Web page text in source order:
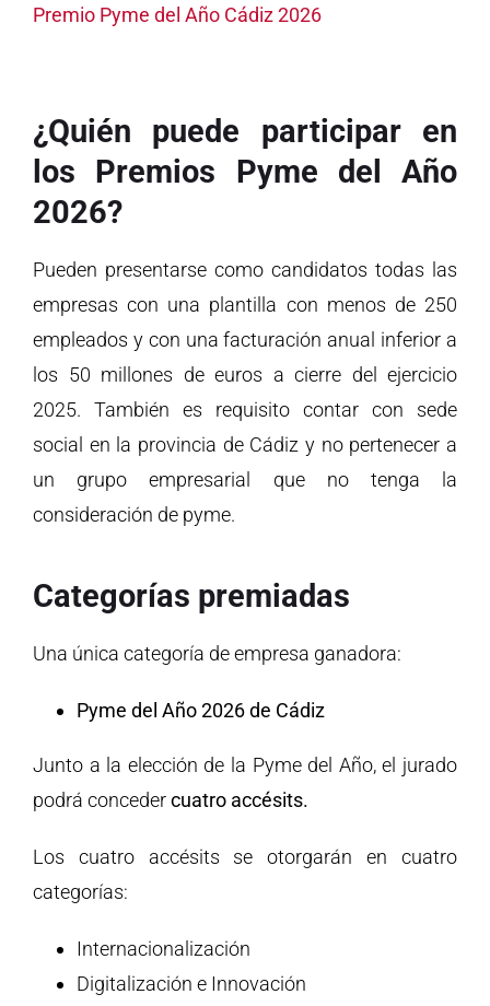
Premio Pyme del Año Cádiz 2026
¿Quién puede participar en
los Premios Pyme del Año
2026?
Pueden presentarse como candidatos todas las
empresas con una plantilla con menos de 250
empleados y con una facturación anual inferior a
los 50 millones de euros a cierre del ejercicio
2025. También es requisito contar con sede
social en la provincia de Cádiz y no pertenecer a
un grupo empresarial que no tenga la
consideración de pyme.
Categorías premiadas
Una única categoría de empresa ganadora:
Pyme del Año 2026 de Cádiz
Junto a la elección de la Pyme del Año, el jurado
podrá concedercuatro accésits.
Los cuatro accésits se otorgarán en cuatro
categorías:
Internacionalización
Digitalización e Innovación